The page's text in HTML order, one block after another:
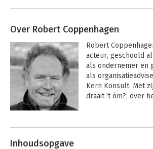
Over Robert Coppenhagen
Robert
acteur, geschoold
als ondernemer en
als
Kern Konsult. Met
draait 't óm?, over
afscheid als
Andere boeken door
Coppenhagen
Inhoudsopgave